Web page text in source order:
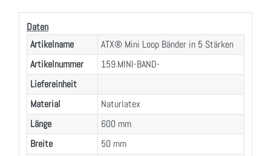
Daten
Artikelname
ATX® Mini Loop Bänder in 5 Stärken
Artikelnummer
159.MINI-BAND-
Liefereinheit
Material
Naturlatex
Länge
600 mm
Breite
50 mm